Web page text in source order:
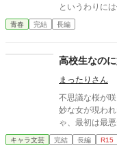
というわりに
見知らぬ自分のアパ
途方に暮れる
る。 ​「わ、私は。真太の、か、彼女……だよっ？」 彼女だという
のに、​交通事
ことがない様
ぎで。この子
ている。 真実を探るため、真太はあえてこの得体の知れない「自
称彼女」の嘘に乗っ
生活が始まった
青春 完結 長編
高校生なの
まったりさん
不思議な桜が
妙な女が現わ
ゃ、最初は最
て…！？ そう
キャラ文芸 完結 長編 R15